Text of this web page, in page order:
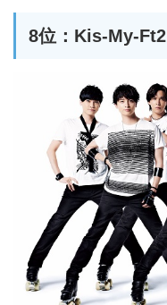
8位：Kis-My-Ft2